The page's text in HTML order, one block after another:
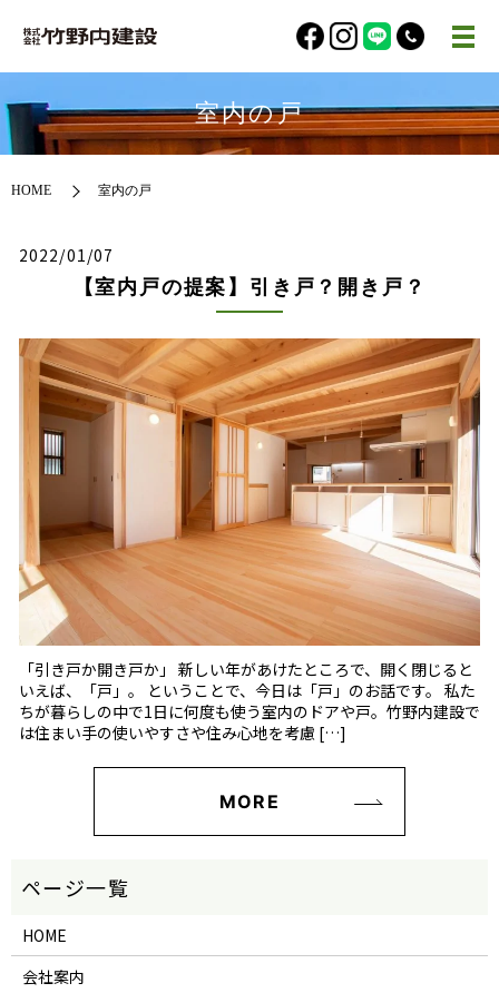
室内の戸
HOME 室内の戸
2022/01/07
【室内戸の提案】引き戸？開き戸？
「引き戸か開き戸か」 新しい年があけたところで、開く閉じると
いえば、「戸」。 ということで、今日は「戸」のお話です。 私た
ちが暮らしの中で1日に何度も使う室内のドアや戸。竹野内建設で
は住まい手の使いやすさや住み心地を考慮 […]
MORE
HOME
会社案内